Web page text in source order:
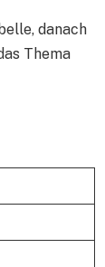
danach
Thema